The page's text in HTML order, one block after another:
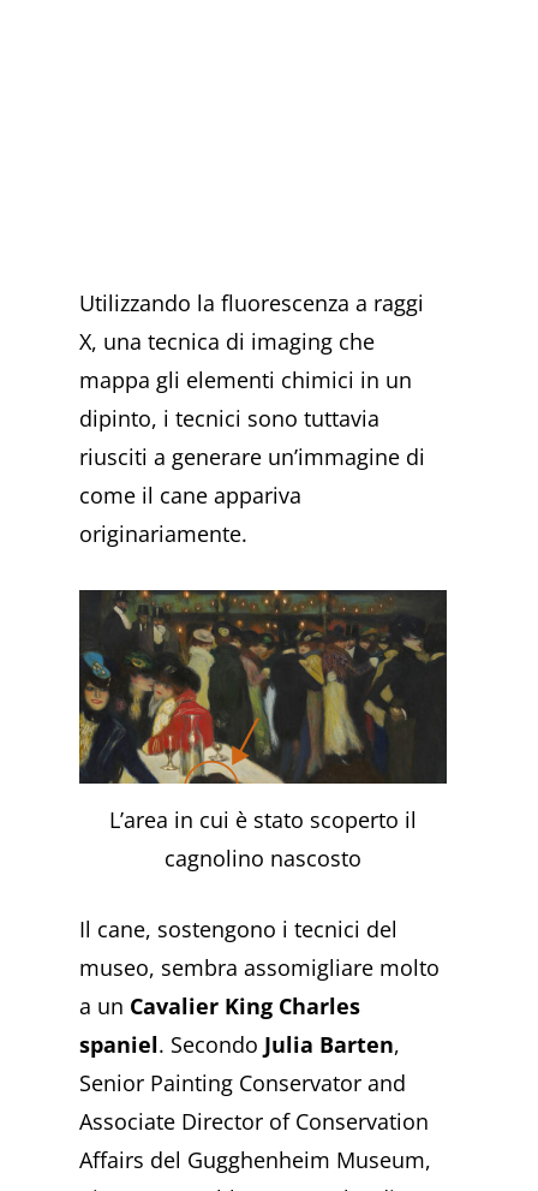
Utilizzando la fluorescenza a raggi
X, una tecnica di imaging che
mappa gli elementi chimici in un
dipinto, i tecnici sono tuttavia
riusciti a generare un’immagine di
come il cane appariva
originariamente.
L’area in cui è stato scoperto il
cagnolino nascosto
Il cane, sostengono i tecnici del
museo, sembra assomigliare molto
a un Cavalier King Charles
spaniel. Secondo Julia Barten,
Senior Painting Conservator and
Associate Director of Conservation
Affairs del Gugghenheim Museum,